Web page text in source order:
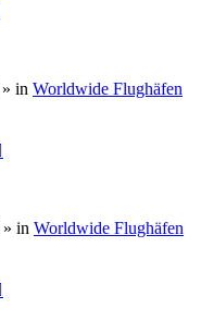
» in Worldwide Flughäfen
» in Worldwide Flughäfen